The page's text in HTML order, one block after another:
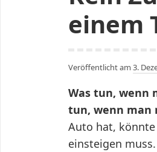
einem
Veröffentlicht am 3.
Was tun, wenn
tun, wenn man
Auto hat,
einsteigen